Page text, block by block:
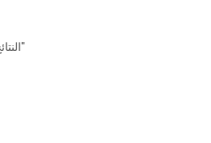
1 النتائج التي تم العثور عليها ل "ملامح الألومنيوم واجهة فعالة من حيث التكلفة"